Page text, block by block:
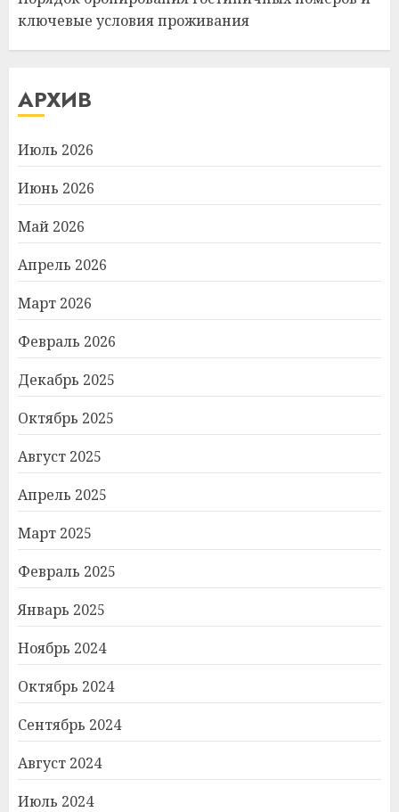
ключевые условия проживания
АРХИВ
Июль 2026
Июнь 2026
Май 2026
Апрель 2026
Март 2026
Февраль 2026
Декабрь 2025
Октябрь 2025
Август 2025
Апрель 2025
Март 2025
Февраль 2025
Январь 2025
Ноябрь 2024
Октябрь 2024
Сентябрь 2024
Август 2024
Июль 2024